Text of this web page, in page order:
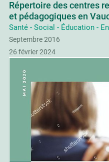
Répertoire des centres
et pédagogiques en
Santé - Social - Éducation -
Septembre 2016
26 février 2024